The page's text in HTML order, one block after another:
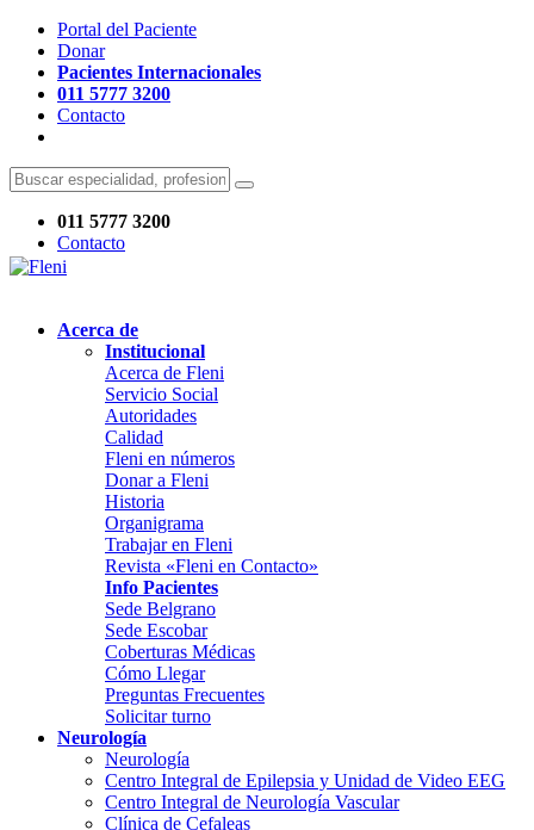
Portal del Paciente
Donar
Pacientes Internacionales
011 5777 3200
Contacto
011 5777 3200
Contacto
Acerca de
Institucional
Acerca de Fleni
Servicio Social
Autoridades
Calidad
Fleni en números
Donar a Fleni
Historia
Organigrama
Trabajar en Fleni
Revista «Fleni en Contacto»
Info Pacientes
Sede Belgrano
Sede Escobar
Coberturas Médicas
Cómo Llegar
Preguntas Frecuentes
Solicitar turno
Neurología
Neurología
Centro Integral de Epilepsia y Unidad de Video EEG
Centro Integral de Neurología Vascular
Clínica de Cefaleas